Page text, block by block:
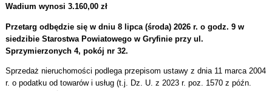
Wadium wynosi 3.160,00 zł
Przetarg odbędzie się w dniu 8 lipca (środa) 2026 r. o godz. 9 w
siedzibie Starostwa Powiatowego w Gryfinie przy ul.
Sprzymierzonych 4, pokój nr 32.
Sprzedaż nieruchomości podlega przepisom ustawy z dnia 11 marca 2004
r. o podatku od towarów i usług (t.j. Dz. U. z 2023 r. poz. 1570 z późn.